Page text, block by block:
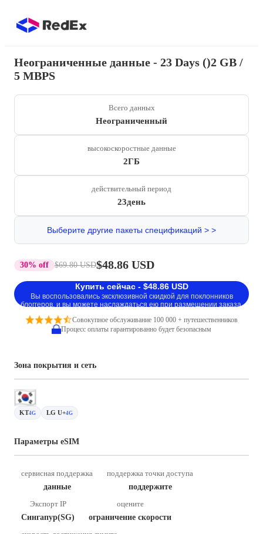
Неограниченные данные - 23 Days ()2 GB /
5 MBPS
Всего данных
Неограниченный
высокоскоростные данные
2ГБ
действительный период
23день
Выберите другие пакеты спецификаций > >
30% off $69.80 USD$48.86 USD
Купить сейчас - $48.86 USD
Вы воспользовались эксклюзивной скидкой для поклонников
блоггеров, и вы можете наслаждаться ею при размещении заказа.
Совокупное обслуживание 100 000 + путешественников
Процесс оплаты гарантированно будет безопасным
Зона покрытия и сеть
KT4G LG U+4G
Параметры eSIM
сервисная поддержка
данные
поддержка точки доступа
поддержите
Экспорт IP
Сингапур(SG)
оцените
ограничение скорости